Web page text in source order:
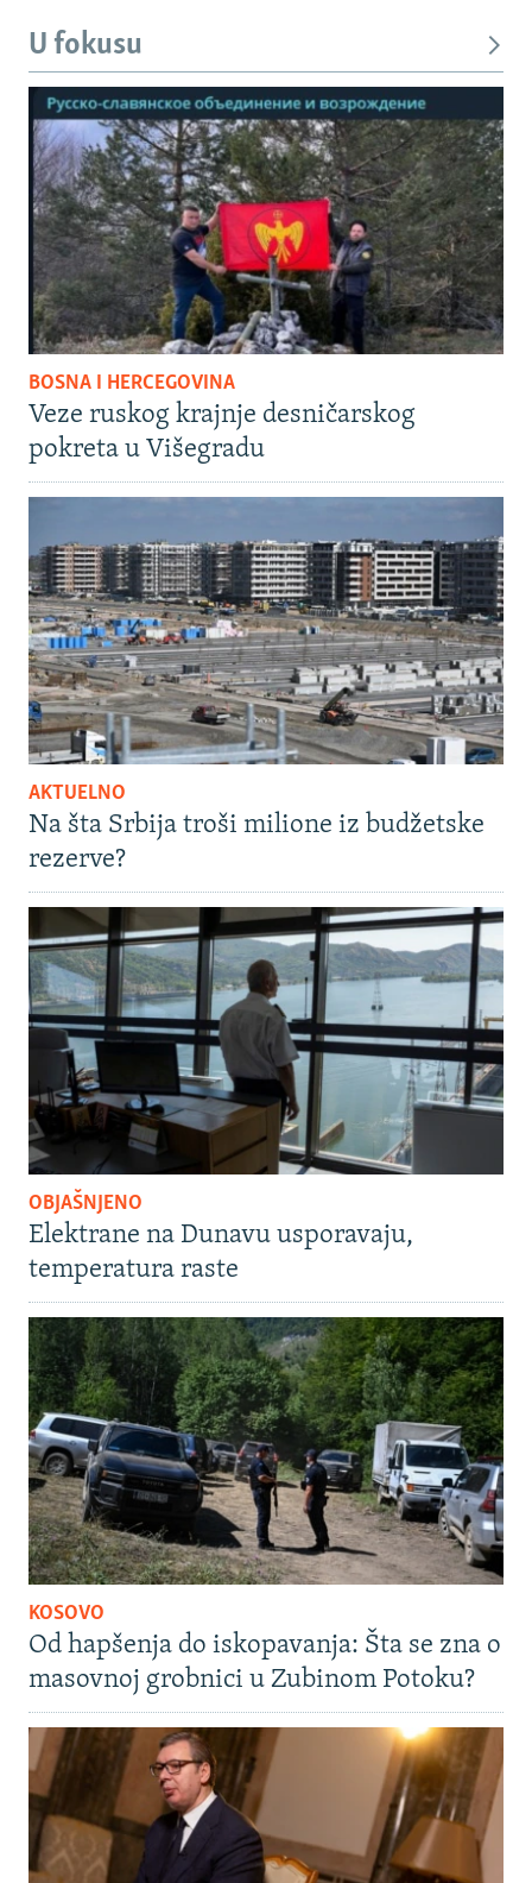
U fokusu
BOSNA I HERCEGOVINA
Veze ruskog krajnje desničarskog
pokreta u Višegradu
AKTUELNO
Na šta Srbija troši milione iz budžetske
rezerve?
OBJAŠNJENO
Elektrane na Dunavu usporavaju,
temperatura raste
KOSOVO
Od hapšenja do iskopavanja: Šta se zna o
masovnoj grobnici u Zubinom Potoku?